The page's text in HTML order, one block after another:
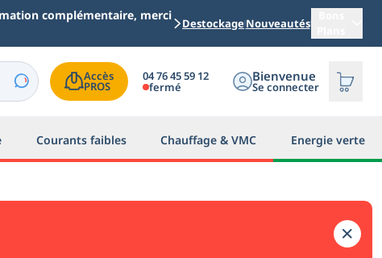
complémentaire, merci
DestockageNouveautés
Accès
PROS
04 76 45 59 12
fermé
Bienvenue
Se connecter
Courants faibles Chauffage & VMC Energie verte